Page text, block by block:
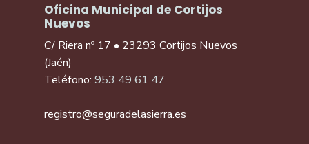
Oficina Municipal de Cortijos
Nuevos
C/ Riera nº 17 • 23293 Cortijos Nuevos
(Jaén)
Teléfono: 953 49 61 47
registro@seguradelasierra.es